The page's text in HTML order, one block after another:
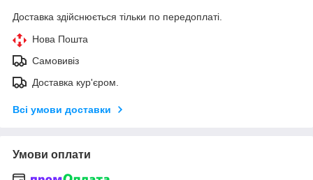
Доставка здійснюється тільки по передоплаті.
Нова Пошта
Самовивіз
Доставка кур'єром.
Всі умови доставки
Умови оплати